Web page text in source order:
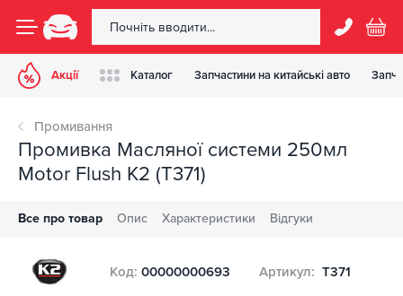
Акції Каталог Запчастини на китайські авто
Промивання
Промивка Масляної системи 250мл
Motor Flush K2 (T371)
Все про товар Опис Характеристики Відгуки
Код: 00000000693 Артикул: T371